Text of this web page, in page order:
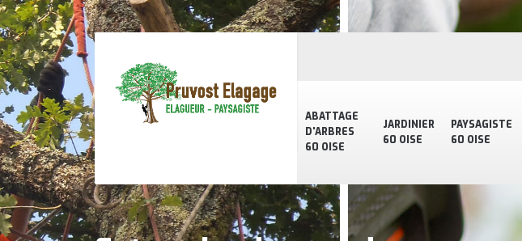
ABATTAGE
D'ARBRES
60 OISE
JARDINIER
60 OISE
PAYSAGISTE
60 OISE